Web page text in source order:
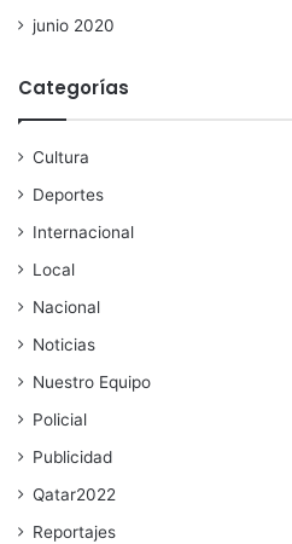
junio 2020
Categorías
Cultura
Deportes
Internacional
Local
Nacional
Noticias
Nuestro Equipo
Policial
Publicidad
Qatar2022
Reportajes